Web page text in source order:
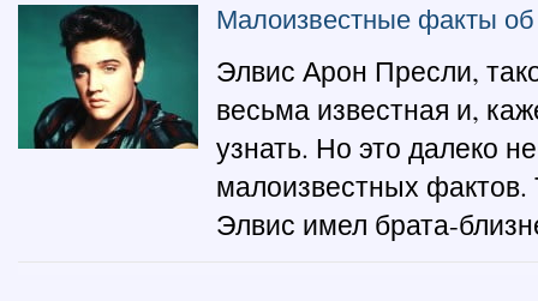
Малоизвестные факты
Элвис Арон Пресли,
весьма известная и,
узнать. Но это далеко
малоизвестных фактов.
Элвис имел брата-